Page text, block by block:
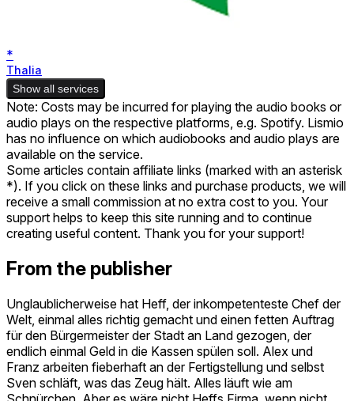
*
Thalia
Show all services
Note: Costs may be incurred for playing the audio books or
audio plays on the respective platforms, e.g. Spotify. Lismio
has no influence on which audiobooks and audio plays are
available on the service.
Some articles contain affiliate links (marked with an asterisk
*). If you click on these links and purchase products, we will
receive a small commission at no extra cost to you. Your
support helps to keep this site running and to continue
creating useful content. Thank you for your support!
From the publisher
Unglaublicherweise hat Heff, der inkompetenteste Chef der
Welt, einmal alles richtig gemacht und einen fetten Auftrag
für den Bürgermeister der Stadt an Land gezogen, der
endlich einmal Geld in die Kassen spülen soll. Alex und
Franz arbeiten fieberhaft an der Fertigstellung und selbst
Sven schläft, was das Zeug hält. Alles läuft wie am